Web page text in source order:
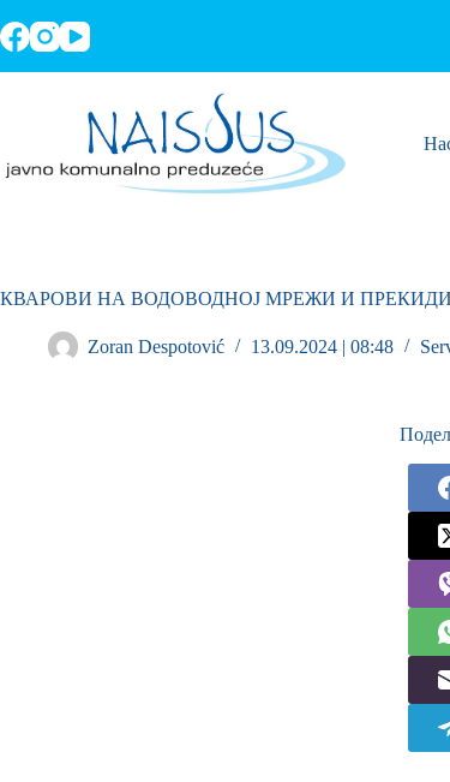
КВАРОВИ НА ВОДОВОДНОЈ МРЕЖИ И
Zoran Despotović 13.09.2024 | 08:48